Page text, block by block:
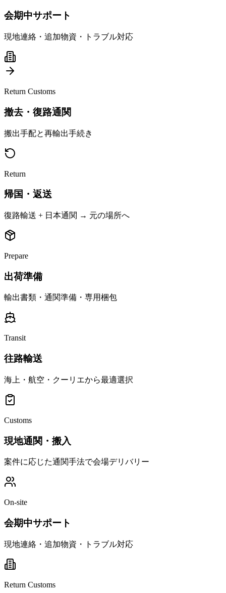
会期中サポート
現地連絡・追加物資・トラブル対応
Return Customs
撤去・復路通関
搬出手配と再輸出手続き
Return
帰国・返送
復路輸送 + 日本通関 → 元の場所へ
Prepare
出荷準備
輸出書類・通関準備・専用梱包
Transit
往路輸送
海上・航空・クーリエから最適選択
Customs
現地通関・搬入
案件に応じた通関手法で会場デリバリー
On-site
会期中サポート
現地連絡・追加物資・トラブル対応
Return Customs